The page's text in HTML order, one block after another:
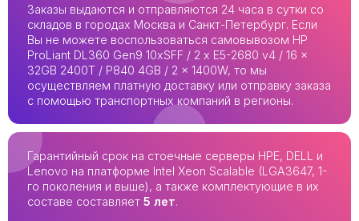
Заказы выдаются и отправляются 24 часа в сутки со
складов в городах Москва и Санкт-Петербург. Если
Вы не можете воспользоваться самовывозом HP
ProLiant DL360 Gen9 10xSFF / 2 x E5-2680 v4 / 16 x
32GB 2400T / P840 4GB / 2 x 1400W, то мы
осуществляем платную доставку или отправку заказа
с помощью транспортных компаний в регионы.
Гарантийный срок на стоечные серверы HPE, DELL и
Lenovo на платформе Intel Xeon Scalable (LGA3647, 1-
го поколения и выше), а также комплектующие в их
составе составляет 5 лет.